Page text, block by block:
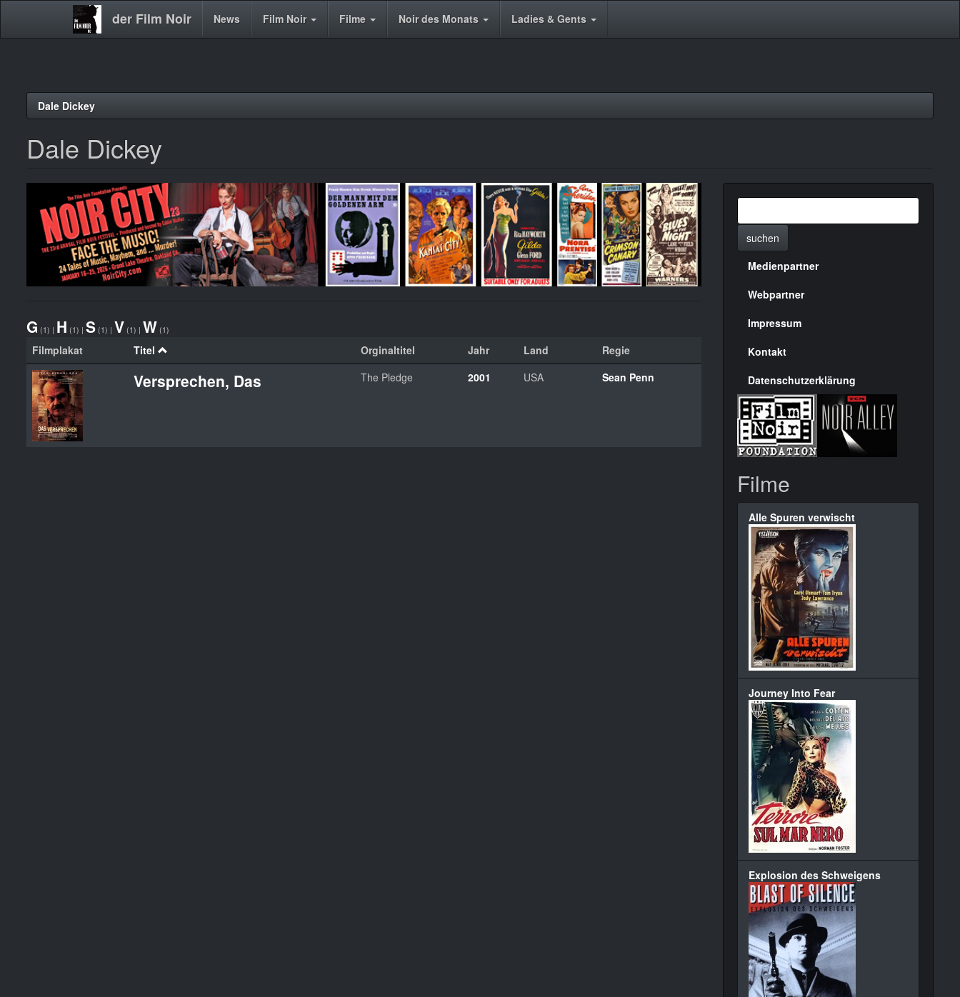
der Film Noir
Main News Film Noir Filme Noir des Monats Ladies & Gents
Dale Dickey
Dale Dickey
G (1) | H (1) | S (1) | V (1) | W (1)
Filmplakat Titel Orginaltitel Jahr Land Regie
Versprechen, Das The Pledge 2001 USA Sean Penn
suchen
Menülinks
rechte
Seite
Medienpartner
Webpartner
Impressum
Kontakt
Datenschutzerklärung
Filme
Alle Spuren verwischt
Journey Into Fear
Explosion des Schweigens